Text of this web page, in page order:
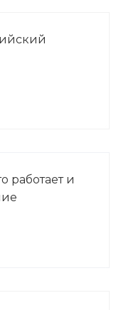
работает и